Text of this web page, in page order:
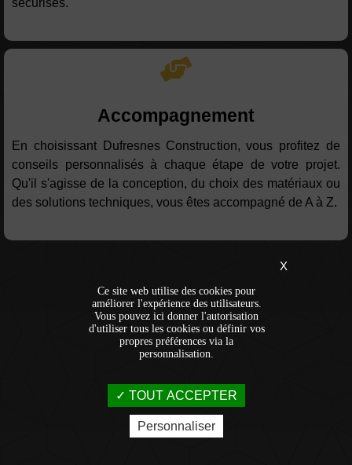
sécurisés.
Accompagnement
En choisissant Dufresnes Construction, vous profitez de
conseils personnalisés à chaque étape de votre projet.
Qu'il s'agisse de la conception, du choix des matériaux ou
des solutions techniques, vous êtes accompagné de A à Z.
X
Ce site web utilise des cookies pour
améliorer l'expérience des utilisateurs.
Vous pouvez ici donner l'autorisation
d'utiliser tous les cookies ou définir vos
propres préférences via la
personnalisation.
TOUT ACCEPTER
Personnaliser